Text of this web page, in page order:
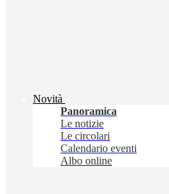
Novità
Panoramica
Le notizie
Le circolari
Calendario eventi
Albo online